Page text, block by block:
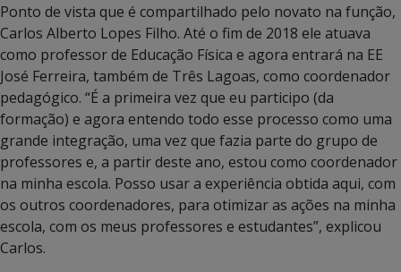
Ponto de vista que é compartilhado pelo novato na função,
Carlos Alberto Lopes Filho. Até o fim de 2018 ele atuava
como professor de Educação Física e agora entrará na EE
José Ferreira, também de Três Lagoas, como coordenador
pedagógico. “É a primeira vez que eu participo (da
formação) e agora entendo todo esse processo como uma
grande integração, uma vez que fazia parte do grupo de
professores e, a partir deste ano, estou como coordenador
na minha escola. Posso usar a experiência obtida aqui, com
os outros coordenadores, para otimizar as ações na minha
escola, com os meus professores e estudantes”, explicou
Carlos.